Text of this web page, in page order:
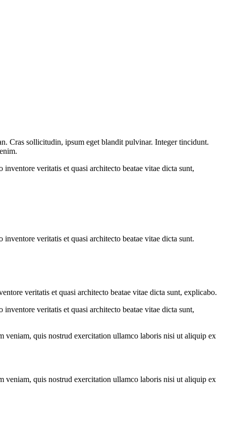
Cras sollicitudin, ipsum eget blandit pulvinar. Integer tincidunt.
veritatis et quasi architecto beatae vitae dicta sunt,
veritatis et quasi architecto beatae vitae dicta sunt.
veritatis et quasi architecto beatae vitae dicta sunt, explicabo.
veritatis et quasi architecto beatae vitae dicta sunt,
veniam, quis nostrud exercitation ullamco laboris nisi ut aliquip ex
veniam, quis nostrud exercitation ullamco laboris nisi ut aliquip ex